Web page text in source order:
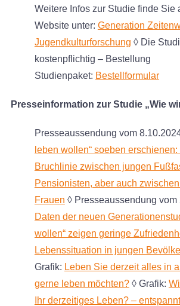
Weitere Infos zur Studie finde Sie
Website unter: Generation
Jugendkulturforschung ◊ Die
kostenpflichtig – Bestellung
Studienpaket: Bestellformular
Presseinformation zur Studie „Wie
Presseaussendung vom
leben wollen“ soeben
Bruchlinie zwischen jungen
Pensionisten, aber auch
Frauen ◊ Presseaussendung vom
Daten der neuen
wollen“ zeigen geringe
Lebenssituation in jungen
Grafik: Leben Sie derzeit alles in
gerne leben möchten?◊ Grafik:
Ihr derzeitiges Leben? –